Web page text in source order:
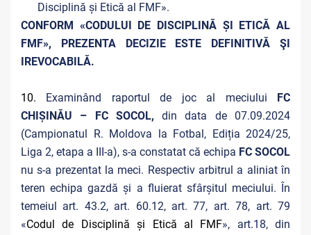
Disciplină și Etică al FMF».
CONFORM «CODULUI DE DISCIPLINĂ ȘI ETICĂ AL
FMF», PREZENTA DECIZIE ESTE DEFINITIVĂ ŞI
IREVOCABILĂ.
10. Examinând raportul de joc al meciului FC
CHIȘINĂU – FC SOCOL,din data de 07.09.2024
(Campionatul R. Moldova la Fotbal, Ediția 2024/25,
Liga 2, etapa a III-a), s-a constatat că echipa FC SOCOL
nu s-a prezentat la meci. Respectiv arbitrul a aliniat în
teren echipa gazdă și a fluierat sfârșitul meciului. În
temeiul art. 43.2, art. 60.12, art. 77, art. 78, art. 79
«Codul de Disciplină și Etică al FMF», art.18, din